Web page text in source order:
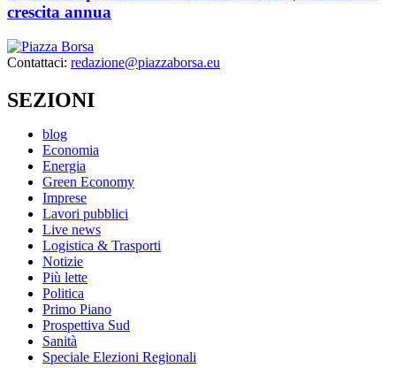
crescita annua
Contattaci: redazione@piazzaborsa.eu
SEZIONI
blog
Economia
Energia
Green Economy
Imprese
Lavori pubblici
Live news
Logistica & Trasporti
Notizie
Più lette
Politica
Primo Piano
Prospettiva Sud
Sanità
Speciale Elezioni Regionali